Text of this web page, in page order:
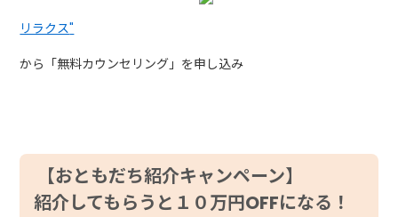
リラクス"
から「無料カウンセリング」を申し込み
【おともだち紹介キャンペーン】
紹介してもらうと１０万円OFFになる！